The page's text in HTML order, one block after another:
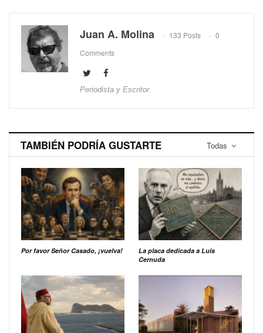
Juan A. Molina 133 Posts
0
Comments
Periodista y Escritor.
Todas
TAMBIÉN PODRÍA GUSTARTE
Por favor Señor Casado, ¡vuelva!
La placa dedicada a Luis
Cernuda